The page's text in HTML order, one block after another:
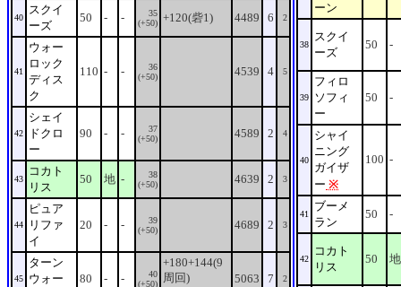
40
スクイ
ーズ
50 - -
35
(+50) +120(砦1) 4489 6 2
41
ウォー
ロック
ディス
ク
110 - -
36
(+50)
4539 4 5
42
シェイ
ドクロ
ー
90 - -
37
(+50)
4589 2 4
43
コカト
リス
50 地 -
38
(+50)
4639 2 3
44
ピュア
リファ
イ
20 - -
39
(+50)
4689 2 3
45
ターン
ウォー
80 - -
40
(+50)
+180+144(9
周回)
5063 7 2
ーン
38
スクイ
ーズ
50 -
39
フィロ
ソフィ
ー
50 -
40
シャイ
ニング
ガイザ
ー ※
100 -
41
ブーメ
ラン
50 -
42
コカト
リス
50 地